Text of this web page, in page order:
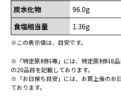
炭水化物
96.0g
食塩相当量
1.36g
※この表示値は、目安です。
※「特定原材料等」には、特定原材料8
の20品目を記載しております。
※「お日保ち目安」には、お買上後のお
ております。